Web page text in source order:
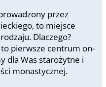
przez
to miejsce
Dlaczego?
pierwsze centrum on-
dla Was starożytne i
monastycznej.